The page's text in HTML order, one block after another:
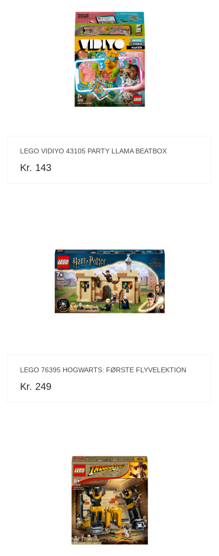
LEGO VIDIYO 43105 PARTY LLAMA BEATBOX
Kr. 143
LEGO 76395 HOGWARTS: FØRSTE FLYVELEKTION
Kr. 249